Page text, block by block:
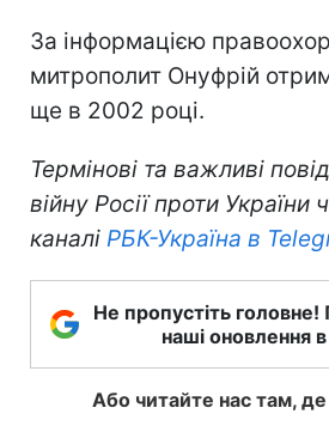
За інформацією
митрополит Онуфрій
ще в 2002 році.
Термінові та важливі
війну Росії проти України
каналі РБК-Україна в
Не пропустіть головне!
наші оновлення
Або читайте нас там,